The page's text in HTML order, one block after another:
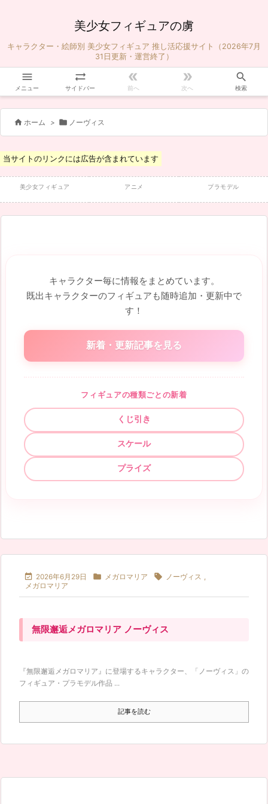
美少女フィギュアの虜
キャラクター・絵師別 美少女フィギュア 推し活応援サイト（2026年7月
31日更新・運営終了）

メニュー

サイドバー

前へ

次へ

検索
 ホーム >  ノーヴィス
当サイトのリンクには広告が含まれています
美少女フィギュア アニメ プラモデル
キャラクター毎に情報をまとめています。
既出キャラクターのフィギュアも随時追加・更新中で
す！
新着・更新記事を見る
フィギュアの種類ごとの新着
くじ引き
スケール
プライズ
 2026年6月29日  メガロマリア  ノーヴィス ,
メガロマリア
無限邂逅メガロマリア ノーヴィス
『無限邂逅メガロマリア』に登場するキャラクター、「ノーヴィス」の
フィギュア・プラモデル作品 ...
記事を読む